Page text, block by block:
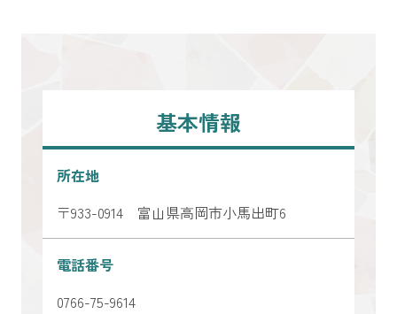
基本情報
所在地
〒933-0914 富山県高岡市小馬出町6
電話番号
0766-75-9614